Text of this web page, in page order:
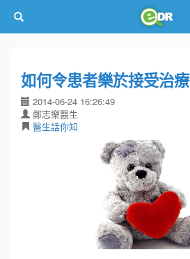
如何令患者樂於接受治療
2014-06-24 16:26:49
鄭志樂醫生
醫生話你知